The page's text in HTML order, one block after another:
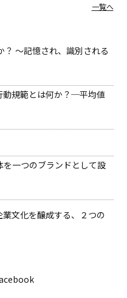
一覧へ
～記憶され、識別される
動規範とは何か？─平均値
一つのブランドとして設
業文化を醸成する、２つの